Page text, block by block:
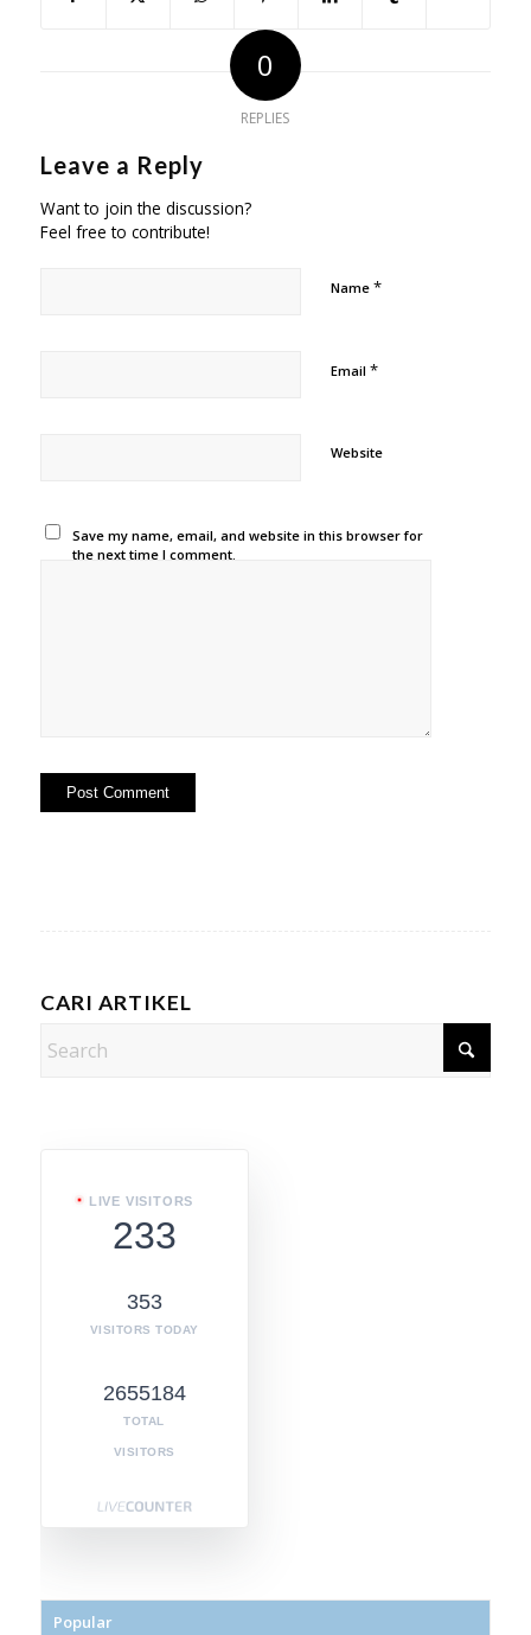
0
REPLIES
Leave a Reply
Want to join the discussion?
Feel free to contribute!
Name *
Email *
Website
Save my name, email, and website in this browser for
the next time I comment.
CARI ARTIKEL
LIVE VISITORS
233
353
VISITORS TODAY
2655184
TOTAL
VISITORS
Popular